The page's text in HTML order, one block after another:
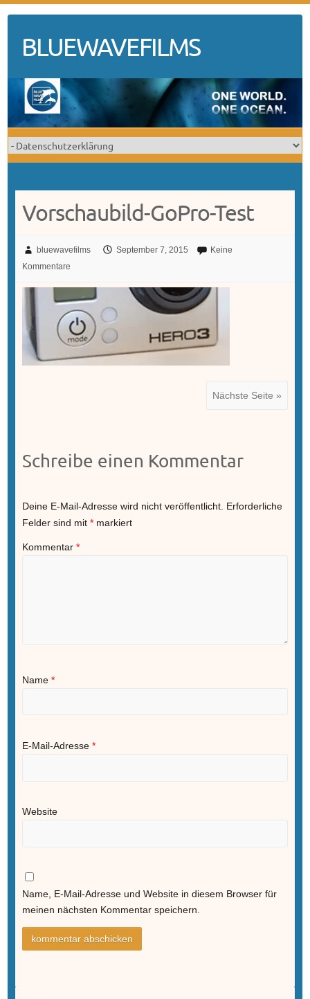
contentBLUEWAVEFILMS
Vorschaubild-GoPro-Test
bluewavefilms September 7, 2015
Keine
Kommentare
Nächste Seite »
Schreibe einen Kommentar
Deine E-Mail-Adresse wird nicht veröffentlicht. Erforderliche
Felder sind mit *markiert
Kommentar *
Name *
E-Mail-Adresse *
Website
Name, E-Mail-Adresse und Website in diesem Browser für
meinen nächsten Kommentar speichern.